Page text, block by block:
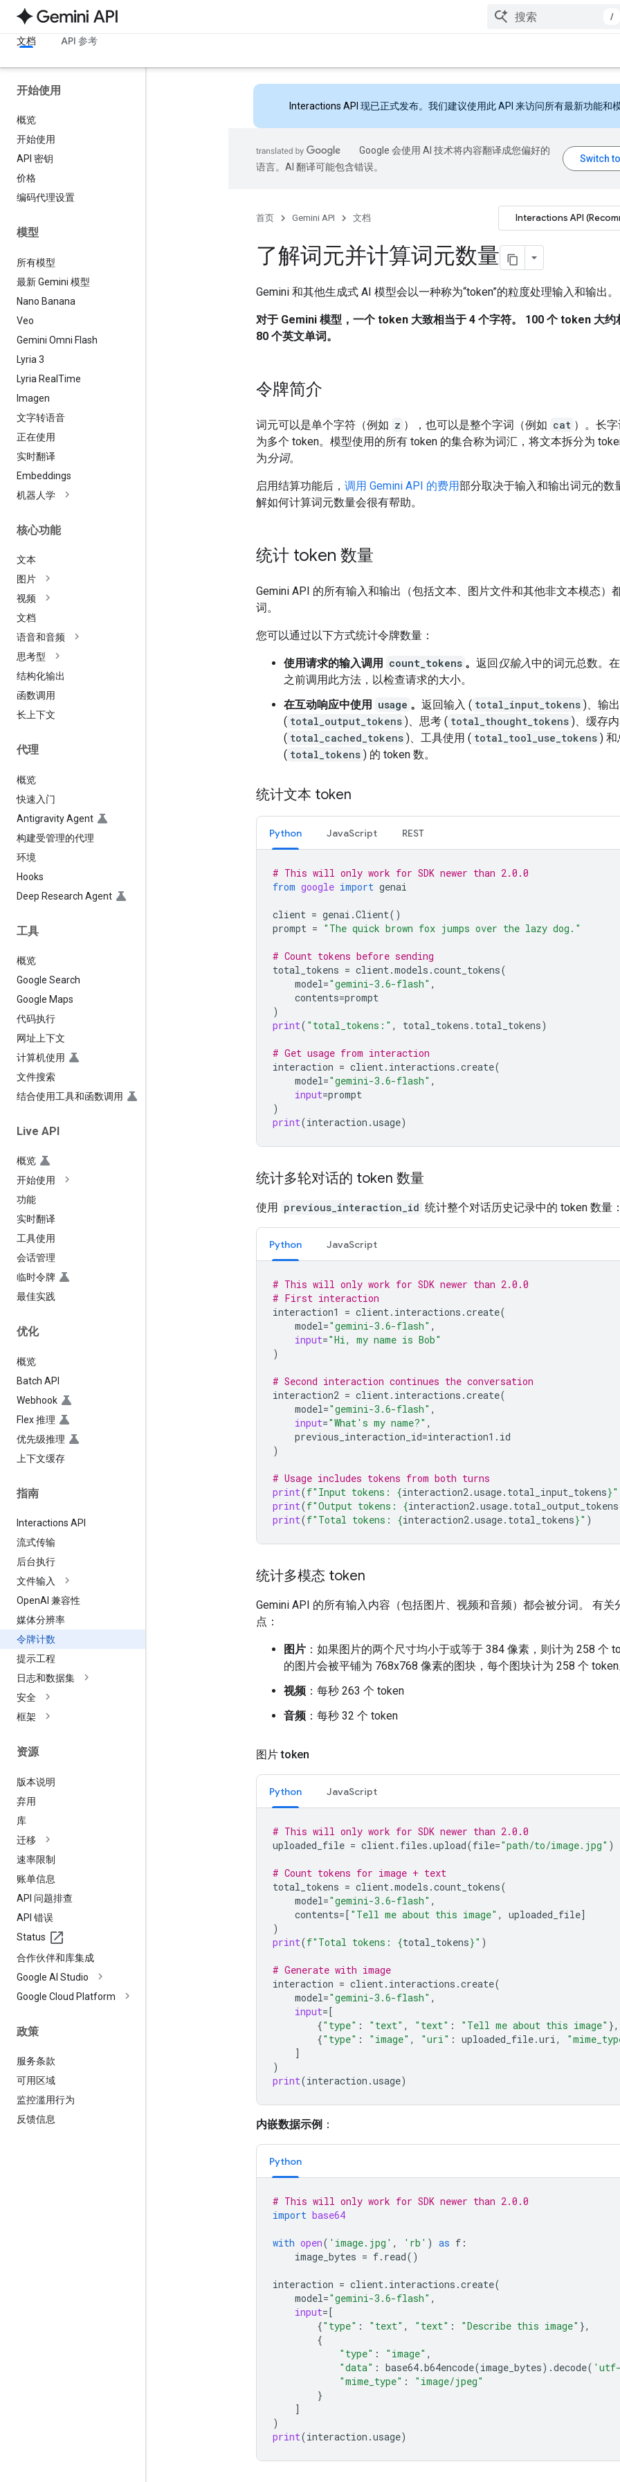
/
文档
API 参考
开始使用
概览
开始使用
API 密钥
价格
编码代理设置
模型
所有模型
最新 Gemini 模型
Nano Banana
Veo
Gemini Omni Flash
Lyria 3
Lyria Real Time
Imagen
文字转语音
正在使用
实时翻译
Embeddings
机器人学
核心功能
文本
图片
视频
文档
语音和音频
思考型
结构化输出
函数调用
长上下文
代理
概览
快速入门
Antigravity Agent
构建受管理的代理
环境
Hooks
Deep Research Agent
工具
概览
Google Search
Google Maps
代码执行
网址上下文
计算机使用
文件搜索
结合使用工具和函数调用
Live API
概览
开始使用
功能
实时翻译
工具使用
会话管理
临时令牌
最佳实践
优化
概览
Batch API
Webhook
Flex 推理
优先级推理
上下文缓存
指南
Interactions API
流式传输
后台执行
文件输入
OpenAI 兼容性
媒体分辨率
令牌计数
提示工程
日志和数据集
安全
框架
资源
版本说明
弃用
库
迁移
速率限制
账单信息
API 问题排查
API 错误
Status
合作伙伴和库集成
Google AI Studio
Google Cloud Platform
政策
服务条款
可用区域
监控滥用行为
反馈信息
Interactions API 现已正式发布。我们建议使用此 API 来访问所有最新功能和
Google 会使用 AI 技术将内容翻译成您偏好的
语言。AI 翻译可能包含错误。
首页 Gemini API 文档 Interactions API
了解词元并计算词元数量
Gemini 和其他生成式 AI 模型会以一种称为“token”的粒度处理输入和输出。
对于 Gemini 模型，一个 token 大致相当于 4 个字符。 100 个 token 大约
80 个英文单词。
令牌简介
词元可以是单个字符（例如 z ），也可以是整个字词（例如 cat ）。长
为多个 token。模型使用的所有 token 的集合称为词汇，将文本拆分为
为分词。
启用结算功能后， 调用 Gemini API 的费用部分取决于输入和输出词元的数
解如何计算词元数量会很有帮助。
统计 token 数量
Gemini API 的所有输入和输出（包括文本、图片文件和其他非文本模态）
词。
您可以通过以下方式统计令牌数量：
使用请求的输入调用 count_tokens 。 返回仅输入中的词元总数。
之前调用此方法，以检查请求的大小。
在互动响应中使用
usage 。 返回输入 ( total_input_tokens )、输出
( total_output_tokens )、思考 ( total_thought_tokens )、缓存
( total_cached_tokens )、工具使用 ( total_tool_use_tokens ) 和
( total_tokens ) 的 token 数。
统计文本 token
Python JavaScript REST
# This will only work for SDK newer than 2.0.0
from google import genai
client = genai .Client()
prompt = "The quick brown fox jumps over the lazy dog."
# Count tokens before sending
total_tokens = client.models .count_tokens(
model="gemini-3.6-flash" ,
contents=prompt
)
print( "total_tokens:" , total_tokens . total_tokens)
# Get usage from interaction
interaction = client. interactions .create(
model="gemini-3.6-flash" ,
input=prompt
)
print(interaction .usage)
统计多轮对话的 token 数量
使用 previous_interaction_id 统计整个对话历史记录中的 token 数量
Python JavaScript
# This will only work for SDK newer than 2.0.0
# First interaction
interaction1
= client. interactions .create(
model="gemini-3.6-flash" ,
input="Hi, my name is Bob"
)
# Second interaction continues the conversation
interaction2 = client. interactions .create(
model="gemini-3.6-flash" ,
input="What's my name?" ,
previous_interaction_id=interaction1 . id
)
# Usage includes tokens from both turns
print(f"Input tokens: {interaction2.usage. total_input_tokens}"
print(f"Output tokens: {interaction2.usage. total_output_tokens
print(f"Total tokens: {interaction2.usage. total_tokens}" )
统计多模态 token
Gemini API 的所有输入内容（包括图片、视频和音频）都会被分词。 有关
点：
图片 ：如果图片的两个尺寸均小于或等于 384 像素，则计为 258 个
的图片会被平铺为 768x768 像素的图块，每个图块计为 258 个
视频 ：每秒 263 个 token
音频 ：每秒 32 个 token
图片 token
Python JavaScript
# This will only work for SDK newer than 2.0.0
uploaded_file = client. files .upload(file="path/to/image.jpg" )
# Count tokens for image + text
total_tokens = client.models .count_tokens(
model="gemini-3.6-flash" ,
contents=[ "Tell me about this image" , uploaded_file]
)
print(f"Total tokens: {total_tokens}" )
# Generate with image
interaction = client. interactions .create(
model="gemini-3.6-flash" ,
input=[
{"type" : "text" , "text" : "Tell me about this image" },
{"type" : "image" , "uri" : uploaded_file.uri,
]
)
print(interaction .usage)
内嵌数据示例 ：
Python
# This will only work for SDK newer than 2.0.0
import base64
with open( 'image.jpg' , 'rb' ) as f :
image_bytes = f. read()
interaction = client. interactions .create(
model="gemini-3.6-flash" ,
input=[
{"type" : "text" , "text" : "Describe this image" },
{
"type" : "image" ,
"data" : base64.b64encode(image_bytes) .decode(
"mime_type" :
"image/jpeg"
}
]
)
print(interaction .usage)